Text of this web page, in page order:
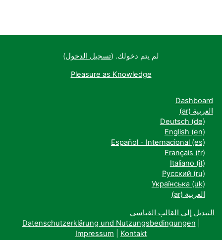
لم يتم دخولك. (تسجيل الدخول)
Pleasure as Knowledge
Dashboard
العربية ‎(ar)‎
Deutsch ‎(de)‎
English ‎(en)‎
Español - Internacional ‎(es)‎
Français ‎(fr)‎
Italiano ‎(it)‎
Русский ‎(ru)‎
Українська ‎(uk)‎
العربية ‎(ar)‎
التبديل إلى القالب القياسي
Datenschutzerklärung und Nutzungsbedingungen
Impressum
Kontakt